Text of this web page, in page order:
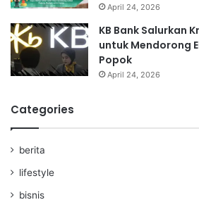
April 24, 2026
KB Bank Salurkan
untuk Mendorong
Popok
April 24, 2026
Categories
berita
lifestyle
bisnis